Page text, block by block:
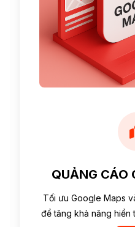
QUẢNG CÁO
Tối ưu Google Maps
để tăng khả năng hiển